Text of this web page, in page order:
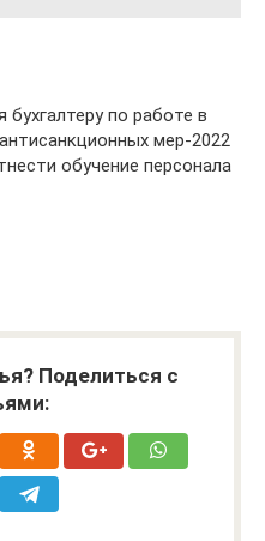
по работе в
мер-2022
обучение персонала
Поделиться с